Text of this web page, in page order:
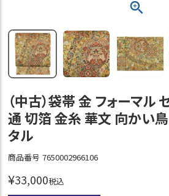
（中古）袋帯 金 フォーマル
通 切箔 金糸 華文 向かい
タル
商品番号 7650002966106
¥33,000税込